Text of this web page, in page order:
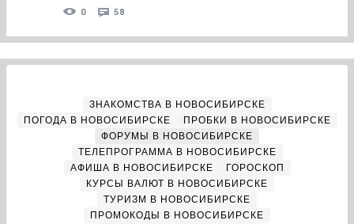
0 58
ЗНАКОМСТВА В НОВОСИБИРСКЕ
ПОГОДА В НОВОСИБИРСКЕ
ПРОБКИ В НОВОСИБИРСКЕ
ФОРУМЫ В НОВОСИБИРСКЕ
ТЕЛЕПРОГРАММА В НОВОСИБИРСКЕ
АФИША В НОВОСИБИРСКЕ
ГОРОСКОП
КУРСЫ ВАЛЮТ В НОВОСИБИРСКЕ
ТУРИЗМ В НОВОСИБИРСКЕ
ПРОМОКОДЫ В НОВОСИБИРСКЕ